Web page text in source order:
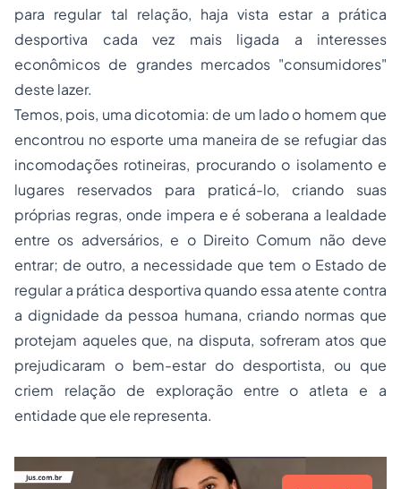
para regular tal relação, haja vista estar a prática
desportiva cada vez mais ligada a interesses
econômicos de grandes mercados "consumidores"
deste lazer.
Temos, pois, uma dicotomia: de um lado o homem que
encontrou no esporte uma maneira de se refugiar das
incomodações rotineiras, procurando o isolamento e
lugares reservados para praticá-lo, criando suas
próprias regras, onde impera e é soberana a lealdade
entre os adversários, e o Direito Comum não deve
entrar; de outro, a necessidade que tem o Estado de
regular a prática desportiva quando essa atente contra
a dignidade da pessoa humana, criando normas que
protejam aqueles que, na disputa, sofreram atos que
prejudicaram o bem-estar do desportista, ou que
criem relação de exploração entre o atleta e a
entidade que ele representa.